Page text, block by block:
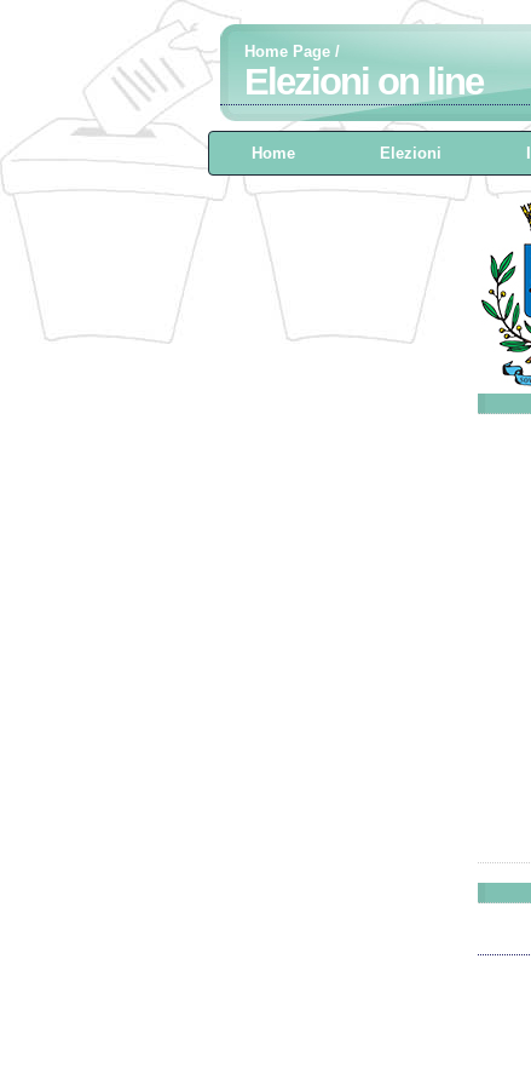
Home Page /
Elezioni on line
Home Elezioni